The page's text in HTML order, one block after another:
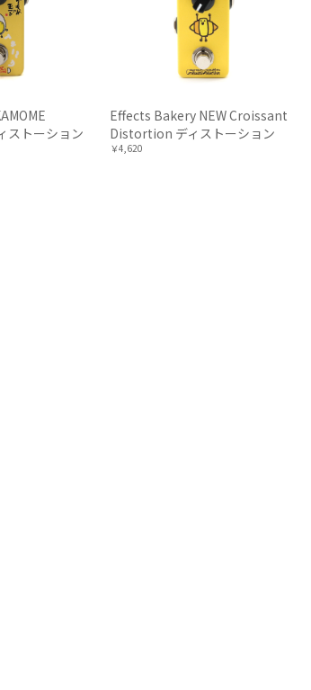
ストーション
Effects Bakery NEW Croissant
Distortion ディストーション
￥4,620